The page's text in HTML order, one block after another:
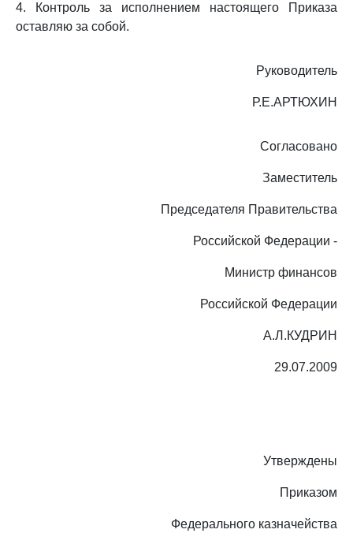
4. Контроль за исполнением настоящего Приказа
оставляю за собой.
Руководитель
Р.Е.АРТЮХИН
Согласовано
Заместитель
Председателя Правительства
Российской Федерации -
Министр финансов
Российской Федерации
А.Л.КУДРИН
29.07.2009
Утверждены
Приказом
Федерального казначейства